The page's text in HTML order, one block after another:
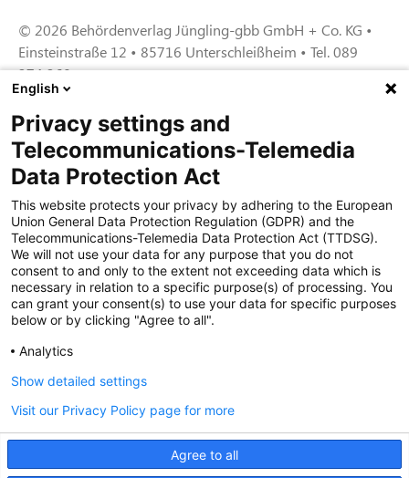
© 2026 Behördenverlag Jüngling-gbb GmbH + Co. KG •
Einsteinstraße 12 • 85716 Unterschleißheim • Tel. 089
374 360
Zertifiziert für das Sicherheitsmanagem
entsystem unter TU4® durch TÜViT Essen
Zertifiziert für das QM-System nach DIN EN
ISO 9001: 2015, Reg.-Nr. 44 100 091350
durch TÜV NORD CERT
Zertifiziert für Sicherheits- und
Zertifiziert als qualifiziertes Unternehmen für
öffentliche Aufträge durch das ABZ Bayern
im Auftrag der IHK und Handwerks-
English
Privacy settings and
Telecommunications-Telemedia
Data Protection Act
This website protects your privacy by adhering to the European
Union General Data Protection Regulation (GDPR) and the
Telecommunications-Telemedia Data Protection Act (TTDSG).
We will not use your data for any purpose that you do not
consent to and only to the extent not exceeding data which is
necessary in relation to a specific purpose(s) of processing. You
can grant your consent(s) to use your data for specific purposes
below or by clicking "Agree to all".
Analytics
Agree to all
Show detailed settings
Visit our Privacy Policy page for more